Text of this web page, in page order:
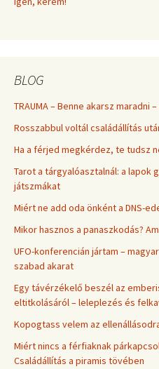
BLOG
TRAUMA – Benne akarsz maradni
Rosszabbul voltál családállítás
Ha a férjed megkérdez, te tudsz
Tarot a tárgyalóasztalnál: a lapok
játszmákat
Miért ne add oda önként a DNS-
Mikor hasznos a panaszkodás?
UFO-konferencián jártam –
szabad akarat
Egy távérzékelő beszél az
eltitkolásáról – leleplezés és
Kopogtass velem az
Miért nincs a férfiaknak
Családállítás a piramis tövében